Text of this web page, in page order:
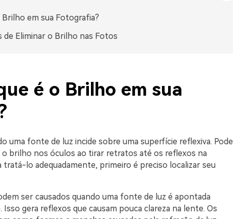
Brilho em sua Fotografia?
de Eliminar o Brilho nas Fotos
é o Brilho em sua
uma fonte de luz incide sobre uma superfície reflexiva. Pode
brilho nos óculos ao tirar retratos até os reflexos na
tratá-lo adequadamente, primeiro é preciso localizar seu
ser causados quando uma fonte de luz é apontada
gera reflexos que causam pouca clareza na lente. Os